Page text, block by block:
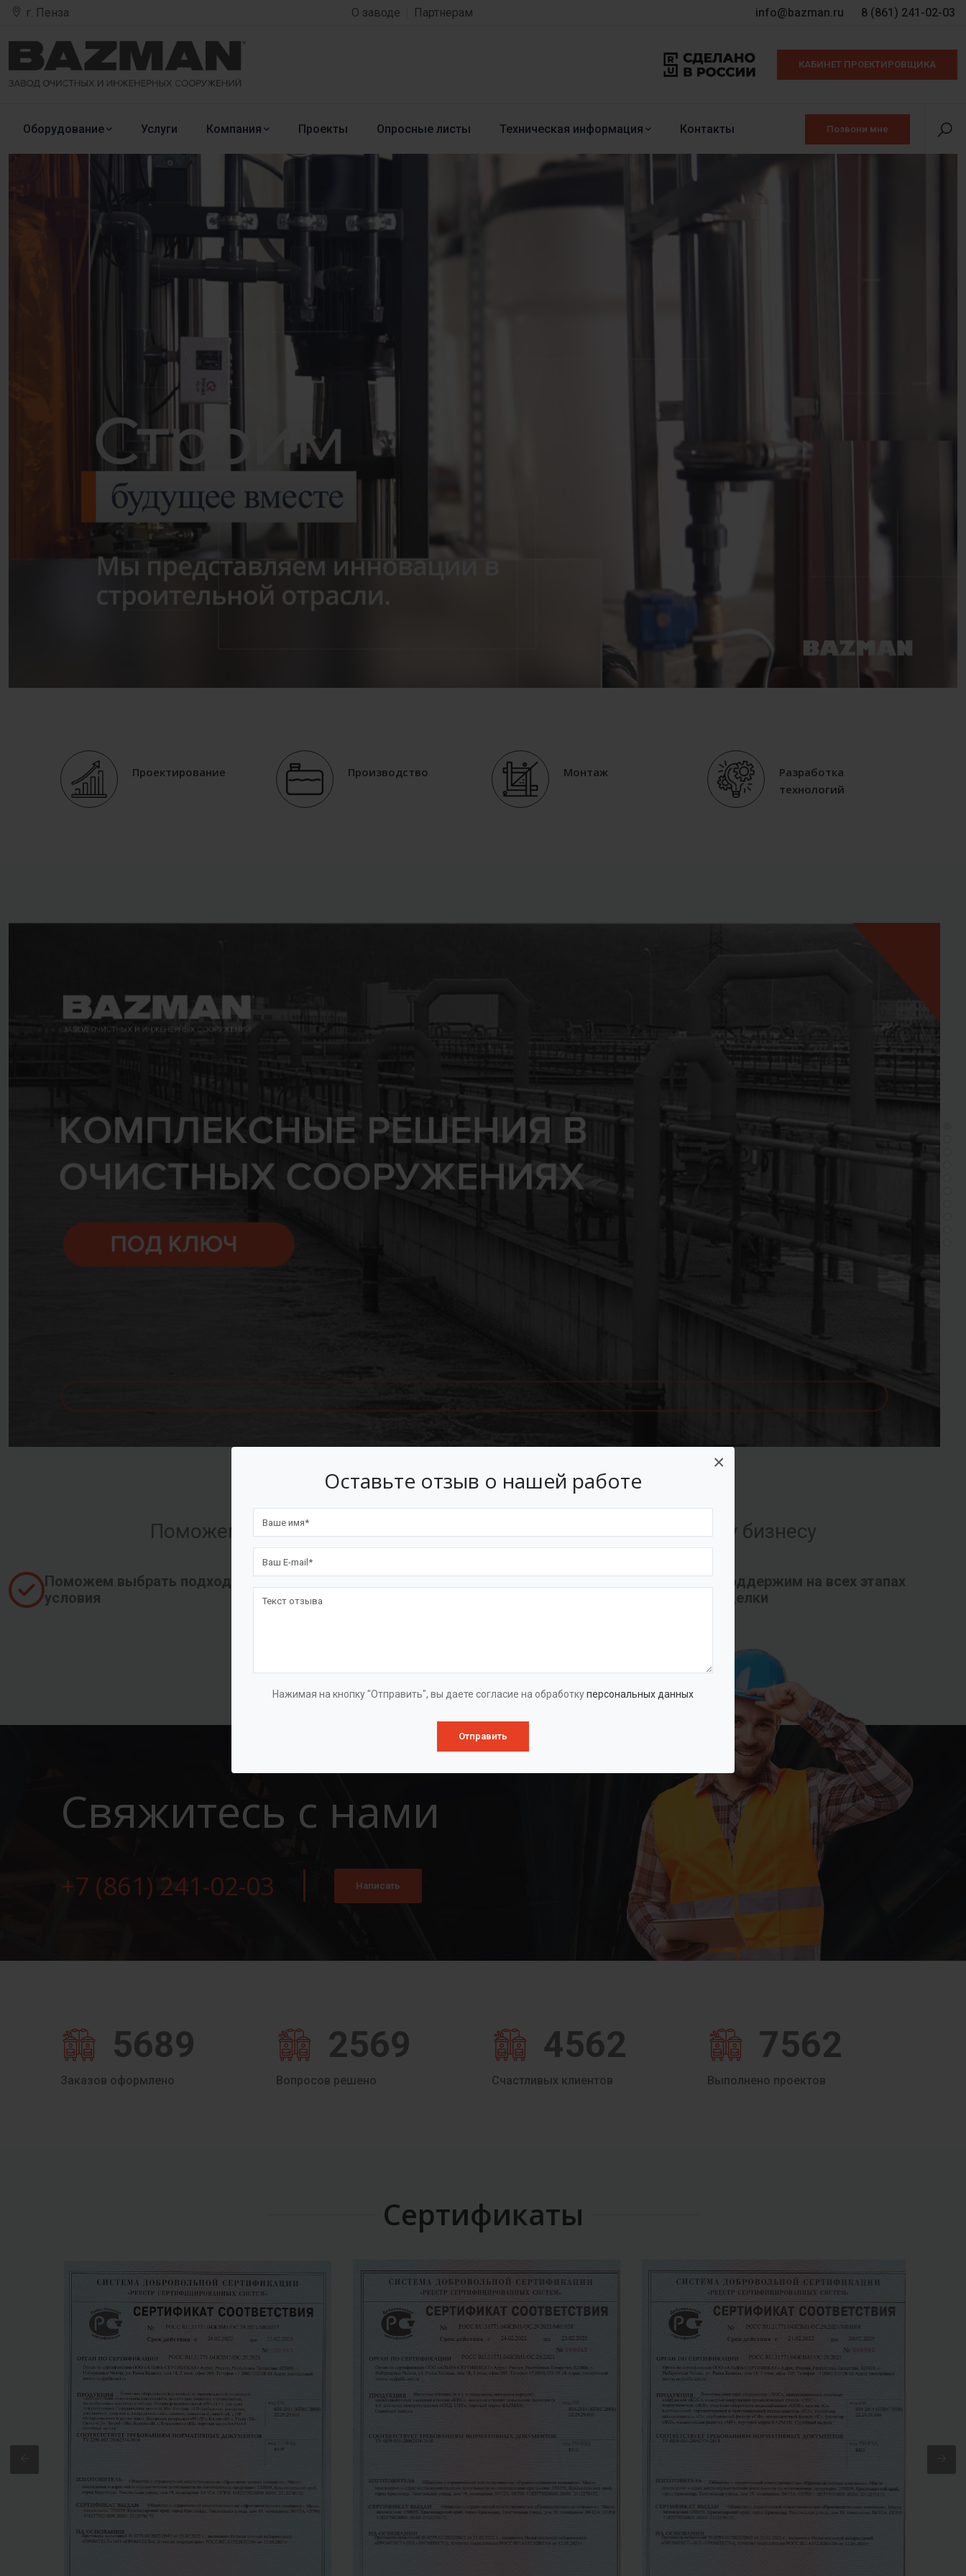
Оставьте отзыв о нашей работе
Нажимая на кнопку "Отправить", вы даете согласие на обработкуперсональных данных
Отправить
×
г. Пенза О заводе Партнерам info@bazman.ru 8 (861) 241-02-03
КАБИНЕТ ПРОЕКТИРОВЩИКА
Оборудование Услуги Компания Проекты Опросные листы Техническая информация Контакты Позвони мне
Проектирование Производство Монтаж
Разработка
технологий
Поможем оформить лизинг на условиях, подходящих вашему бизнесу
Поможем выбрать подходящие
условия
Оформим документы и договор
Поддержим на всех этапах
сделки
Свяжитесь с нами
+7 (861) 241-02-03 Написать
5689
Заказов оформлено
2569
Вопросов решено
4562
Счастливых клиентов
7562
Выполнено проектов
Сертификаты